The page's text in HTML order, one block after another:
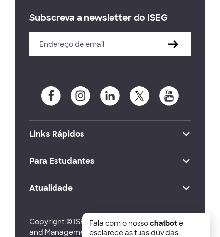
Subscreva a newsletter do ISEG
Links Rápidos
Para Estudantes
Atualidade
Copyright © ISEG Lisbon School of Economics
and Management 2026
Fala com o nossochatbote
esclarece as tuas dúvidas.